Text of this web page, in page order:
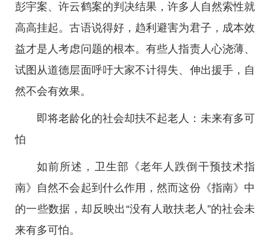
彭宇案、许云鹤案的判决结果，许多人自然索性就
高高挂起。古语说得好，趋利避害为君子，成本效
益才是人考虑问题的根本。有些人指责人心浇薄、
试图从道德层面呼吁大家不计得失、伸出援手，自
然不会有效果。
即将老龄化的社会却扶不起老人：未来有多可
怕
如前所述，卫生部《老年人跌倒干预技术指
南》自然不会起到什么作用，然而这份《指南》中
的一些数据，却反映出“没有人敢扶老人”的社会未
来有多可怕。